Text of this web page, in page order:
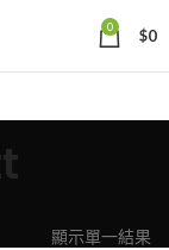
0 $0
顯示單一結果